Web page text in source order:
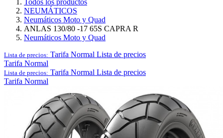
NEUMÁTICOS
Neumáticos Moto y Quad
ANLAS 130/80 -17 65S CAPRA R
Neumáticos Moto y Quad
Lista de precios: Tarifa Normal Lista de precios
Tarifa Normal
Lista de precios: Tarifa Normal Lista de precios
Tarifa Normal